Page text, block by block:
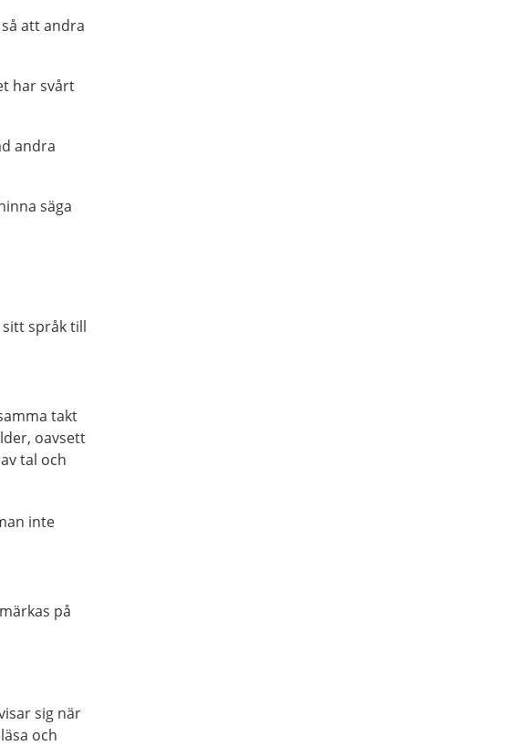
att andra
har svårt
andra
säga
språk till
takt
oavsett
tal och
inte
på
sig när
och